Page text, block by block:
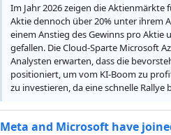
Im Jahr 2026 zeigen die
Aktie dennoch über 20% unter ihrem
einem Anstieg des Gewinns pro Aktie
gefallen. Die Cloud-Sparte Microsoft
Analysten erwarten, dass die
positioniert, um vom KI-Boom zu
zu investieren, da eine schnelle
Meta and Microsoft have